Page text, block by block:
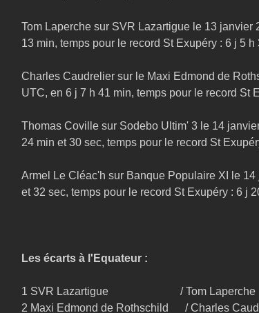
Tom Laperche sur SVR Lazartigue le 13
13 min, temps pour le record St Exupéry : 6 j 5 h
Charles Caudrelier sur le Maxi Edmond de
UTC, en 6 j 7 h 41 min, temps pour le record St
Thomas Coville sur Sodebo Ultim' 3 le 14
24 min et 30 sec, temps pour le record St
Armel Le Cléac'h sur Banque Populaire XI le
et 32 sec, temps pour le record St Exupéry : 6 j
Les écarts à l'Equateur :
1 SVR Lazartigue                          / Tom Laperche
2 Maxi Edmond de Rothschild      / Charles